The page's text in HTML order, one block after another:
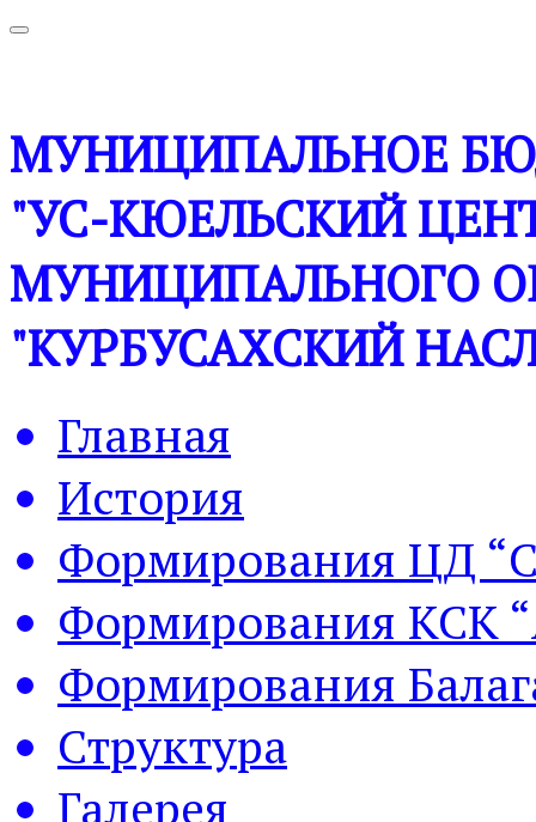
МУНИЦИПАЛЬНОЕ
"УС-КЮЕЛЬСКИЙ
МУНИЦИПАЛЬНОГО
"КУРБУСАХСКИЙ
Главная
История
Формирования ЦД
Формирования КСК
Формирования
Структура
Галерея